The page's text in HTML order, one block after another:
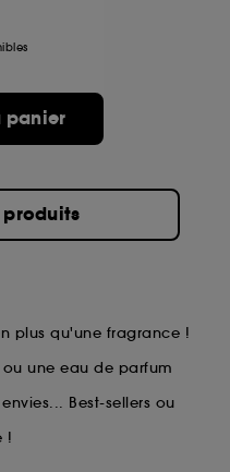
panier
produits
plus qu'une fragrance !
une eau de parfum
Best-sellers ou
!